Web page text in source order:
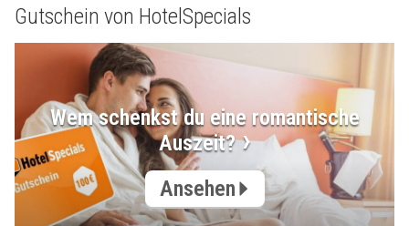
Gutschein von HotelSpecials
Wem schenkst du eine romantische
Auszeit?
Ansehen